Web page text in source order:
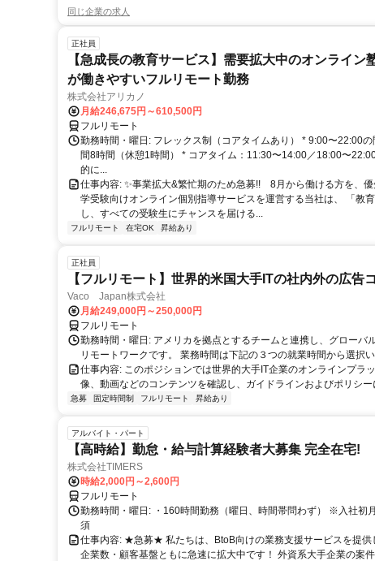
同じ企業の求人
正社員
【急成長の教育サービス】需要拡大中のオンライ
が働きやすいフルリモート勤務
株式会社アリカノ
月給246,675円～610,500円
フルリモート
勤務時間・曜日: フレックス制（コアタイムあり） * 9:00〜22:00
間8時間（休憩1時間） * コアタイム：11:30〜14:00／18:00〜
的に...
仕事内容: ✨️事業拡大&繁忙期のため急募!! 8月から働ける方を、優
学受験向けオンライン個別指導サービスを運営する当社は、 「教育
し、すべての受験生にチャンスを届ける...
フルリモート 在宅OK 昇給あり
正社員
【フルリモート】世界的米国大手ITの社内外の広告
Vaco Japan株式会社
月給249,000円～250,000円
フルリモート
勤務時間・曜日: アメリカを拠点とするチームと連携し、グローバ
リモートワークです。 業務時間は下記の３つの就業時間から選択
仕事内容: このポジションでは世界的大手IT企業のオンラインプラ
像、動画などのコンテンツを確認し、ガイドラインおよびポリシ
急募 固定時間制 フルリモート 昇給あり
アルバイト・パート
【高時給】勤怠・給与計算経験者大募集 完全在宅!
株式会社TIMERS
時給2,000円～2,600円
フルリモート
勤務時間・曜日: ・160時間勤務（曜日、時間帯問わず） ※入社初
須
仕事内容: ★急募★ 私たちは、BtoB向けの業務支援サービスを提供
企業数・顧客基盤ともに急速に拡大中です！ 外資系大手企業の案